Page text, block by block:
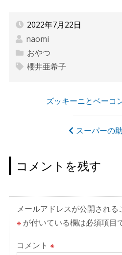
2022年7月22日
naomi
おやつ
櫻井亜希子
ゲ
ー
シ
ョ
ン
ズッキーニとベーコ
スーパーの
コメントを残す
メールアドレスが公開される
※が付いている欄は必須項目
コメント ※